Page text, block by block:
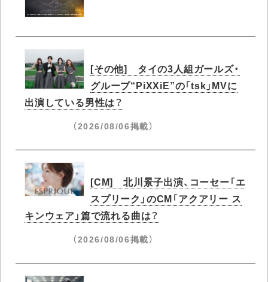
[その他] タイの3人組ガールズ・
グループ“PiXXiE”の「tsk」MVに
出演している男性は？
（2026/08/06掲載）
[CM] 北川景子出演、コーセー「エ
スプリーク」のCM「アクアリー ス
キンウェア」篇で流れる曲は？
（2026/08/06掲載）